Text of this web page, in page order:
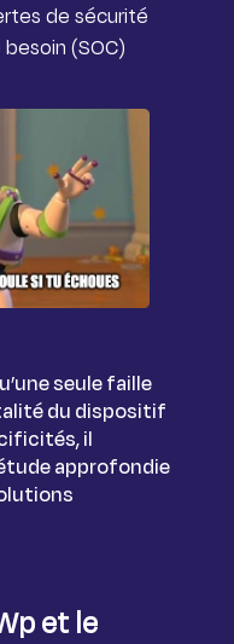
de sécurité
(SOC)
seule faille
du dispositif
il
approfondie
et le